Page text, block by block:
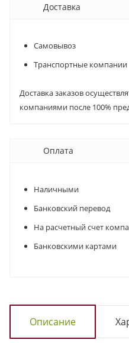
Доставка
Самовывоз
Транспортные компании
Доставка заказов
компаниями после 100%
Оплата
Наличными
Банковский перевод
На расчетный счет
Банковскими картами
Описание